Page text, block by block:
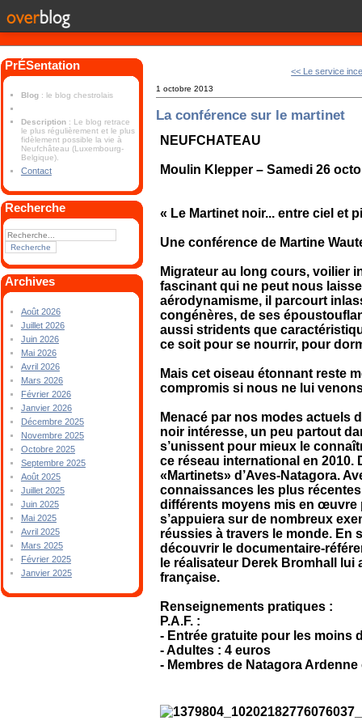
PrÉSentation
Blog : le blog chestrolais
Description : Le blog retrace
le plus régulièrement et le plus
fidèlement possible la vie à
Neufchâteau (Luxembourg-
Belgique).
Contact
Recherche
Archives
Août 2026
Juillet 2026
Juin 2026
Mai 2026
Avril 2026
Mars 2026
Février 2026
Janvier 2026
Décembre 2025
Novembre 2025
Octobre 2025
Septembre 2025
Août 2025
Juillet 2025
Juin 2025
Mai 2025
Avril 2025
Mars 2025
Février 2025
Janvier 2025
<< Le service
1 octobre 2013
La conférence sur le martinet
NEUFCHATEAU
Moulin Klepper – Samedi 26
« Le Martinet noir... entre ciel et
Une conférence de Martine
Migrateur au long cours, voilier
fascinant qui ne peut nous
aérodynamisme, il parcourt
congénères, de ses
aussi stridents que
ce soit pour se nourrir, pour
Mais cet oiseau étonnant reste
compromis si nous ne lui
Menacé par nos modes actuels
noir intéresse, un peu partout
s’unissent pour mieux le
ce réseau international en
«Martinets» d’Aves-Natagora.
connaissances les plus
différents moyens mis en œuvre
s’appuiera sur de nombreux
réussies à travers le monde. En
découvrir le documentaire-
le réalisateur Derek Bromhall
française.
Renseignements pratiques :
P.A.F. :
- Entrée gratuite pour les moins
- Adultes : 4 euros
- Membres de Natagora